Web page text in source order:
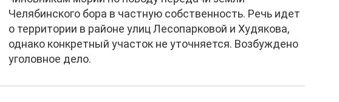
Челябинского бора в частную собственность. Речь идет
о территории в районе улиц Лесопарковой и Худякова,
однако конкретный участок не уточняется. Возбуждено
уголовное дело.